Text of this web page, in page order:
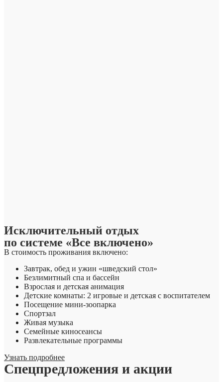
Исключительный отдых
по системе «Все включено»
В стоимость проживания включено:
Завтрак, обед и ужин «шведский стол»
Безлимитный спа и бассейн
Взрослая и детская анимация
Детские комнаты: 2 игровые и детская с воспитателем
Посещение мини-зоопарка
Спортзал
Живая музыка
Семейные киносеансы
Развлекательные программы
Узнать подробнее
Спецпредложения и акции